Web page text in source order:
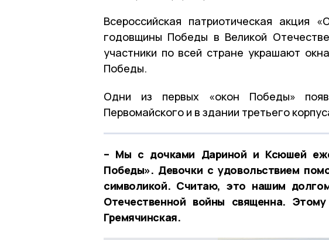
Всероссийская патриотическая акция
годовщины Победы в Великой
участники по всей стране украшают
Победы.
Одни из первых «окон Победы»
Первомайского и в здании третьего
– Мы с дочками Дариной и Ксюшей
Победы». Девочки с удовольствием
символикой. Считаю, это нашим
Отечественной войны священна.
Гремячинская.